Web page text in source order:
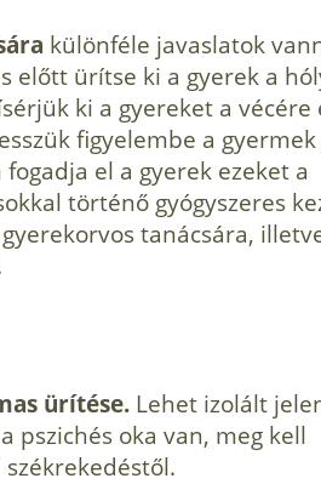
különféle javaslatok
előtt ürítse ki a gyerek a
ki a gyereket a vécére
figyelembe a
el a gyerek ezeket a
történő gyógyszeres
tanácsára,
ürítése. Lehet izolált
pszichés oka van, meg kell